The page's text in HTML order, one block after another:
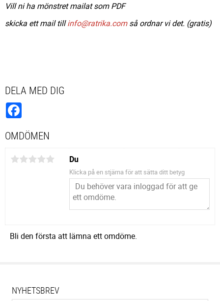
Vill ni ha mönstret mailat som PDF
skicka ett mail tillinfo@ratrika.comså ordnar vi det. (gratis)
DELA MED DIG
OMDÖMEN
Du
Klicka på en stjärna för att sätta ditt betyg
Bli den första att lämna ett omdöme.
NYHETSBREV